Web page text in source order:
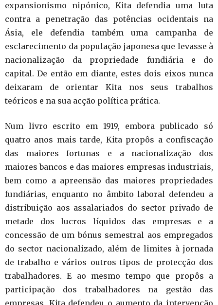
expansionismo nipónico, Kita defendia uma luta
contra a penetração das potências ocidentais na
Ásia, ele defendia também uma campanha de
esclarecimento da população japonesa que levasse à
nacionalização da propriedade fundiária e do
capital. De então em diante, estes dois eixos nunca
deixaram de orientar Kita nos seus trabalhos
teóricos e na sua acção política prática.
Num livro escrito em 1919, embora publicado só
quatro anos mais tarde, Kita propôs a confiscação
das maiores fortunas e a nacionalização dos
maiores bancos e das maiores empresas industriais,
bem como a apreensão das maiores propriedades
fundiárias, enquanto no âmbito laboral defendeu a
distribuição aos assalariados do sector privado de
metade dos lucros líquidos das empresas e a
concessão de um bónus semestral aos empregados
do sector nacionalizado, além de limites à jornada
de trabalho e vários outros tipos de protecção dos
trabalhadores. E ao mesmo tempo que propôs a
participação dos trabalhadores na gestão das